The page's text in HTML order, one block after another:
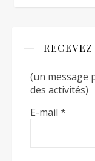
(un message
des activités)
E-mail *